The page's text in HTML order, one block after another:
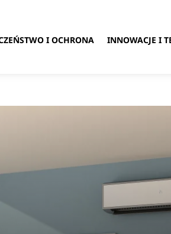
I OCHRONA INNOWACJE I